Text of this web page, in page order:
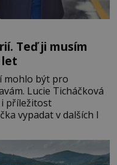
Teď ji musím
mohlo být pro
Lucie Ticháčková
i příležitost
vypadat v dalších l